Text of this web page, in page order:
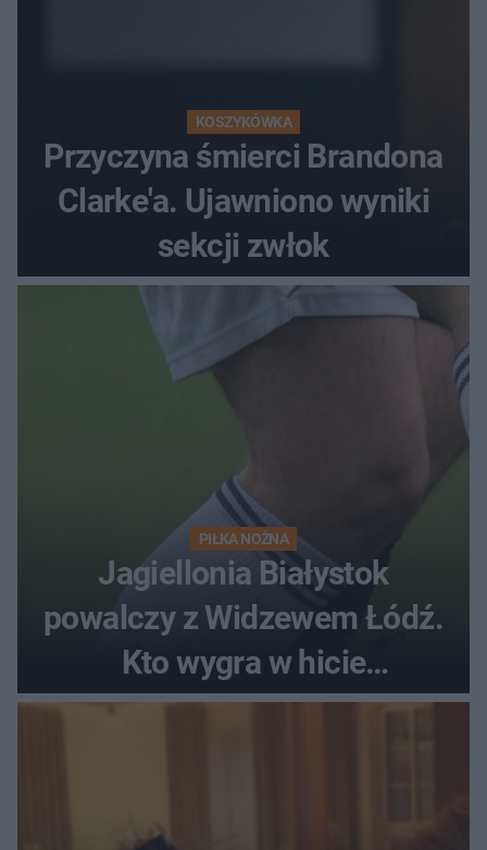
KOSZYKÓWKA
Przyczyna śmierci Brandona
Clarke'a. Ujawniono wyniki
sekcji zwłok
PIŁKA NOŻNA
Jagiellonia Białystok
powalczy z Widzewem Łódź.
Kto wygra w hicie
Ekstraklasy?